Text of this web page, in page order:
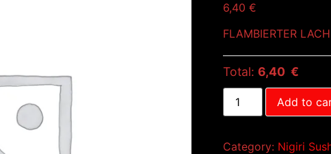
6,40 €
FLAMBIERTER
Total: 6,40 €
Add to
Category: Nigiri